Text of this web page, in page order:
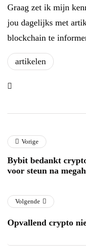
Graag zet ik mijn
jou dagelijks met
blockchain te
artikelen
Vorige
Bybit bedankt
voor steun na
Volgende
Opvallend crypto